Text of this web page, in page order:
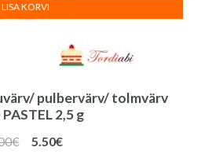
pulbervärv/ tolmvärv
PASTEL 2,5 g
€
Algne
5.50€Praegune
LISA KORVI